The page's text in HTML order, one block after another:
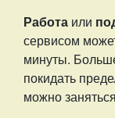
Работа или
сервисом
минуты.
покидать
можно